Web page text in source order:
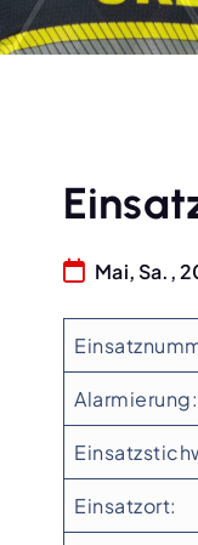
Mai, Sa.,
Alarmierung:
Einsatzort: